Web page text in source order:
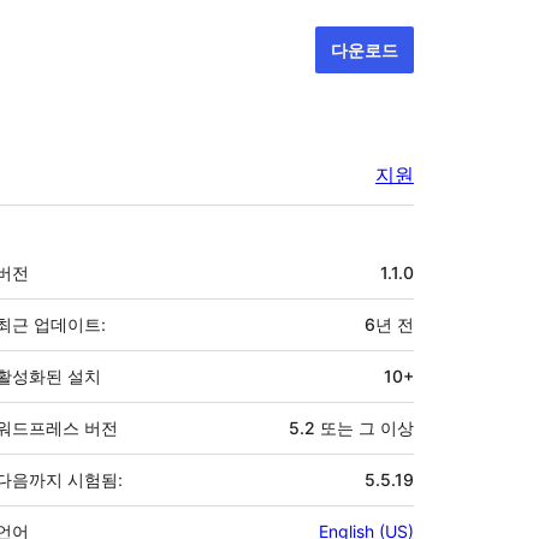
다운로드
지원
전 1.1.0
근 업데이트: 6년 전
성화된 설치 10+
드프레스 버전 5.2 또는 그 이상
음까지 시험됨: 5.5.19
어 English (US)